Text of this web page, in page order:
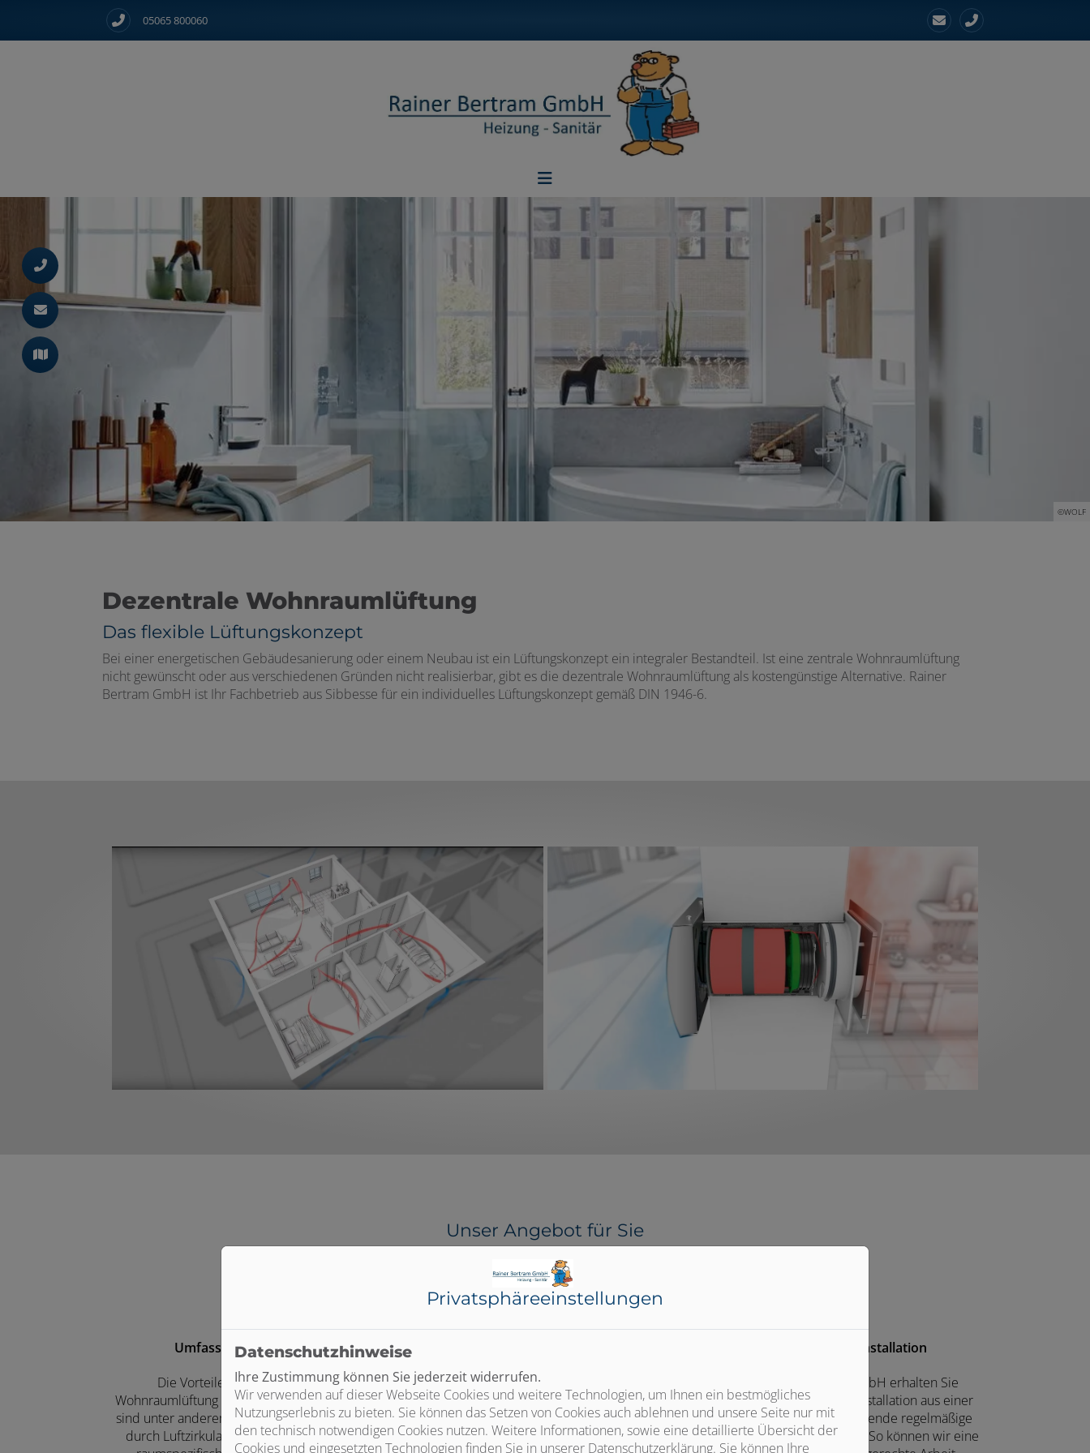
05065 800060
©WOLF
Dezentrale Wohnraumlüftung
Das flexible Lüftungskonzept
Bei einer energetischen Gebäudesanierung oder einem Neubau ist ein Lüftungskonzept ein integraler Bestandteil. Ist eine zentrale Wohnraumlüftung
nicht gewünscht oder aus verschiedenen Gründen nicht realisierbar, gibt es die dezentrale Wohnraumlüftung als kostengünstige Alternative. Rainer
Bertram GmbH ist Ihr Fachbetrieb aus Sibbesse für ein individuelles Lüftungskonzept gemäß DIN 1946-6.
Unser Angebot für Sie
Umfassende Beratung
Die Vorteile einer dezentralen
Wohnraumlüftung mit Wärmerückgewinnung
sind unter anderem das bessere Raumklima
durch Luftzirkulation, die Möglichkeit der
Eine dezentrale Wohnraumlüftung mit
Wärmerückgewinnung besteht aus je zwei
Anlagen: einer Abluftanlage, die verbrauchte
Raumluft absaugt und ihr die Wärme über
Professionelle Installation
Bei Rainer Bertram GmbH erhalten Sie
Planung, Lieferung und Installation aus einer
Hand. Auch die anschließende regelmäßige
Wartung übernehmen wir. So können wir eine
schließen
öffnen und schließen
Privatsphäre­einstellungen
Datenschutzhinweise
Ihre Zustimmung können Sie jederzeit widerrufen.
Wir verwenden auf dieser Webseite Cookies und weitere Technologien, um Ihnen ein bestmögliches
Nutzungserlebnis zu bieten. Sie können das Setzen von Cookies auch ablehnen und unsere Seite nur mit
den technisch notwendigen Cookies nutzen. Weitere Informationen, sowie eine detaillierte Übersicht der
Cookies und eingesetzten Technologien finden Sie in unserer Datenschutzerklärung. Sie können Ihre